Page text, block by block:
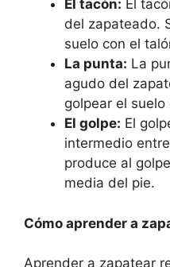
El tacón: El
del zapateado.
suelo con el
La punta: La
agudo del
golpear el
El golpe: El
intermedio
produce al
media del pie.
Cómo aprender a
Aprender a zapatear